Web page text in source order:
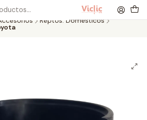
es el texto del slide
Leer más
Reptos. Domésticos